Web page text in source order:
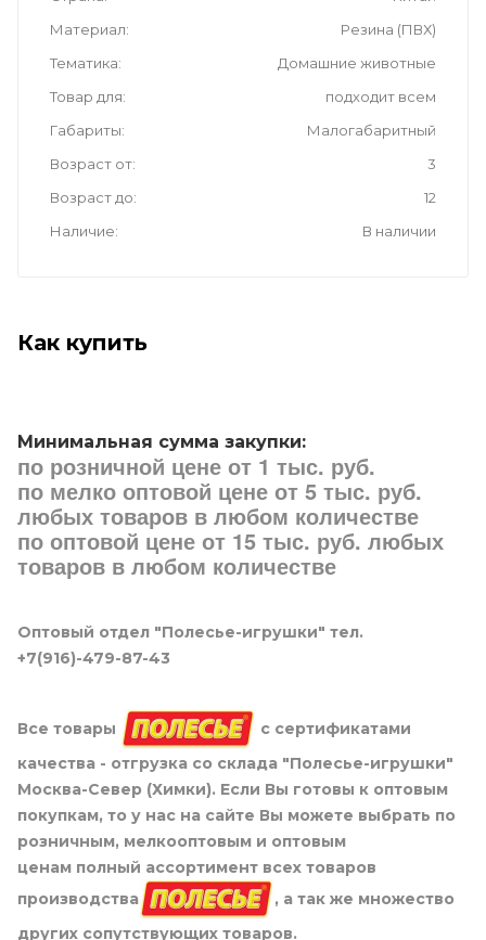
Материал
Резина (ПВХ)
Тематика
Домашние животные
Товар для
подходит всем
Габариты
Малогабаритный
Возраст от
3
Возраст до
12
Наличие
В наличии
Как купить
Минимальная сумма закупки:
по розничной цене от 1 тыс. руб.
по мелко оптовой цене от 5 тыс. руб.
любых товаров в любом количестве
по оптовой цене от 15 тыс. руб. любых
товаров в любом количестве
Оптовый отдел "Полесье-игрушки" тел.
+7(916)-479-87-43
Все товары
с сертификатами
качества - отгрузка со склада "Полесье-игрушки"
Москва-Север (Химки). Если Вы готовы к оптовым
покупкам, то у нас на сайте Вы можете выбрать по
розничным, мелкооптовым и оптовым
ценам полный ассортимент всех товаров
производства
, а так же множество
других сопутствующих товаров.